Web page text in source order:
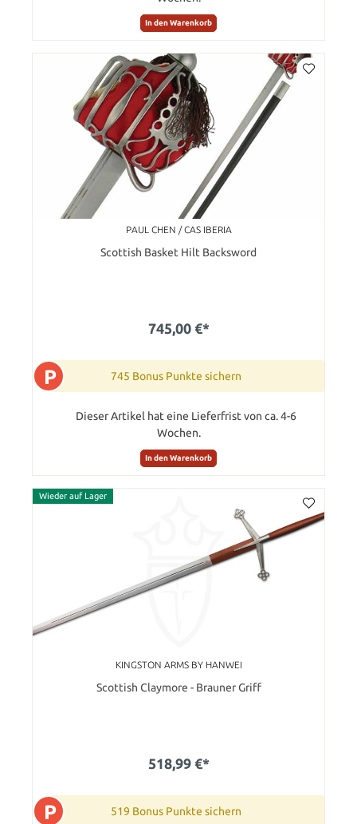
In den Warenkorb
PAUL CHEN / CAS IBERIA
Scottish Basket Hilt Backsword
745,00 €*
P 745 Bonus Punkte sichern
Dieser Artikel hat eine Lieferfrist von ca. 4-6
Wochen.
In den Warenkorb
Wieder auf Lager
KINGSTON ARMS BY HANWEI
Scottish Claymore - Brauner Griff
518,99 €*
P 519 Bonus Punkte sichern